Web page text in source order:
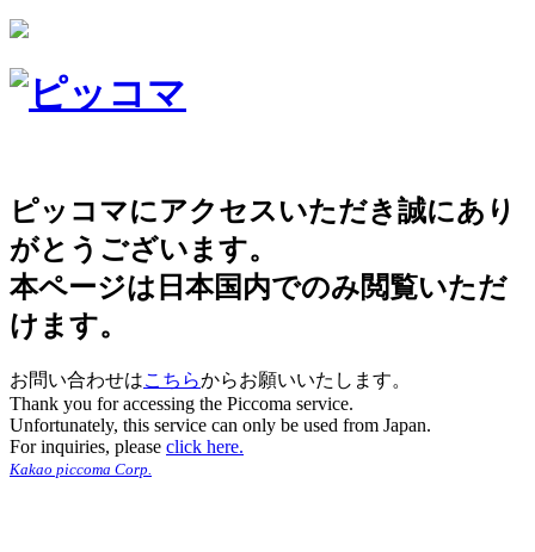
ピッコマにアクセスいただき誠にあり
がとうございます。
本ページは日本国内でのみ閲覧いただ
けます。
お問い合わせはこちらからお願いいたします。
Thank you for accessing the Piccoma service.
Unfortunately, this service can only be used from Japan.
For inquiries, please click here.
Kakao piccoma Corp.